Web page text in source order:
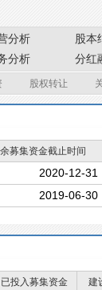
分析 股本
分析 分红
股权转让
募集资金截止时间
2020-12-31
2019-06-30
已投入募集资金
建